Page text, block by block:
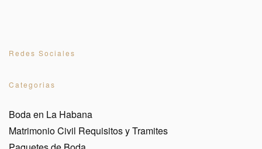
Redes Sociales
Categorias
Boda en La Habana
Matrimonio Civil Requisitos y Tramites